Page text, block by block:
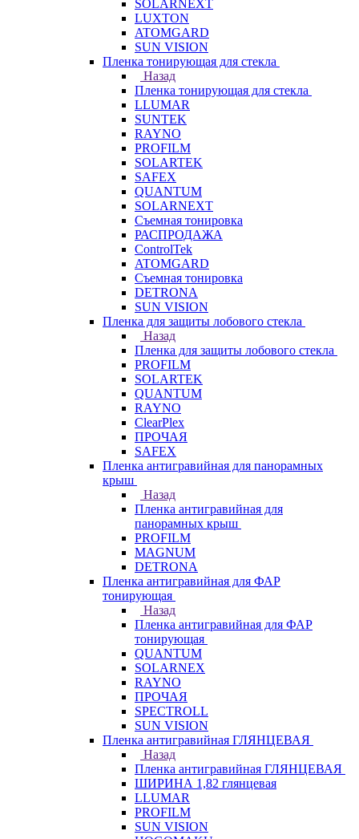
SOLARNEXT
LUXTON
ATOMGARD
SUN VISION
Пленка тонирующая для стекла
Назад
Пленка тонирующая для стекла
LLUMAR
SUNTEK
RAYNO
PROFILM
SOLARTEK
SAFEX
QUANTUM
SOLARNEXT
Съемная тонировка
РАСПРОДАЖА
ControlTek
ATOMGARD
Съемная тонировка
DETRONA
SUN VISION
Пленка для защиты лобового стекла
Назад
Пленка для защиты лобового стекла
PROFILM
SOLARTEK
QUANTUM
RAYNO
ClearPlex
ПРОЧАЯ
SAFEX
Пленка антигравийная для панорамных
крыш
Назад
Пленка антигравийная для
панорамных крыш
PROFILM
MAGNUM
DETRONA
Пленка антигравийная для ФАР
тонирующая
Назад
Пленка антигравийная для ФАР
тонирующая
QUANTUM
SOLARNEX
RAYNO
ПРОЧАЯ
SPECTROLL
SUN VISION
Пленка антигравийная ГЛЯНЦЕВАЯ
Назад
Пленка антигравийная ГЛЯНЦЕВАЯ
ШИРИНА 1,82 глянцевая
LLUMAR
PROFILM
SUN VISION